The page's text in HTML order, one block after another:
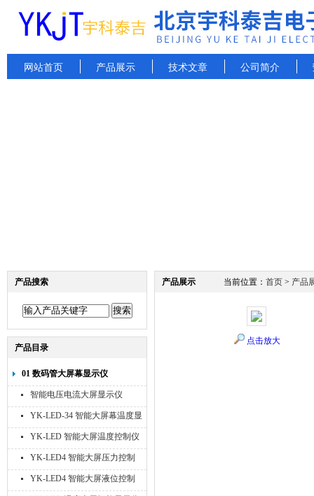
网站首页 产品展示 技术文章 公司简介
产品搜索
产品目录
01 数码管大屏幕显示仪
智能电压电流大屏显示仪
YK-LED-34 智能大屏幕温度显
示仪
YK-LED 智能大屏温度控制仪
YK-LED4 智能大屏压力控制
仪
YK-LED4 智能大屏液位控制
产品展示 当前位置： 首页 > 产品
点击放大